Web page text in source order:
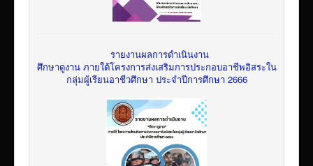
รายงานผลการดำเนินงาน
ศึกษาดูงาน ภายใต้โครงการส่งเสริมการประกอบอาชีพอิสระใน
กลุ่มผู้เรียนอาชีวศึกษา ประจำปีการศึกษา 2666